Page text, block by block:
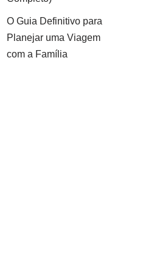
O Guia Definitivo para
Planejar uma Viagem
com a Família